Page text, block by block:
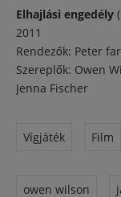
Elhajlási engedély
2011
Rendezők: Peter
Szereplők: Owen
Jenna Fischer
Vígjáték Film
owen wilson